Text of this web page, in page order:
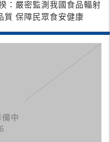
：嚴密監測我國食品輻射
質 保障民眾食安健康